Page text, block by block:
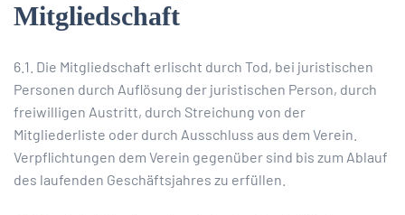
Mitgliedschaft
6.1. Die Mitgliedschaft erlischt durch Tod, bei juristischen
Personen durch Auflösung der juristischen Person, durch
freiwilligen Austritt, durch Streichung von der
Mitgliederliste oder durch Ausschluss aus dem Verein.
Verpflichtungen dem Verein gegenüber sind bis zum Ablauf
des laufenden Geschäftsjahres zu erfüllen.